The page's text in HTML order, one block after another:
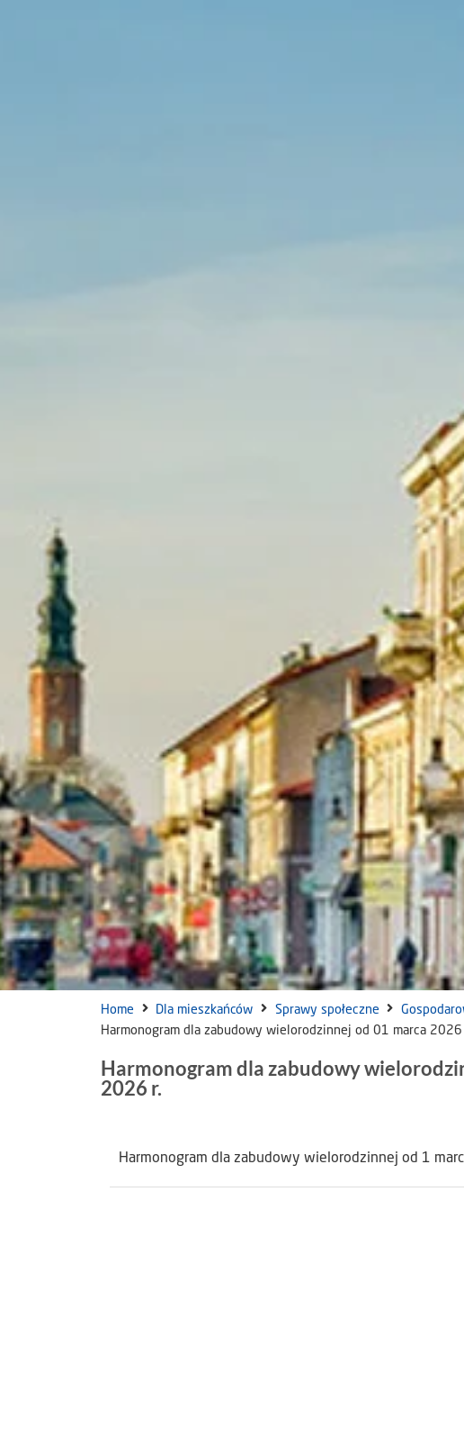
Home Dla mieszkańców Sprawy społeczne
Harmonogram dla zabudowy wielorodzinnej od 01 marca
Harmonogram dla zabudowy
2026 r.
Harmonogram dla zabudowy wielorodzinnej od 1